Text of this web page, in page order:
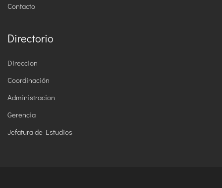
Contacto
Directorio
Direccion
Coordinación
Administracion
Gerencia
Jefatura de Estudios